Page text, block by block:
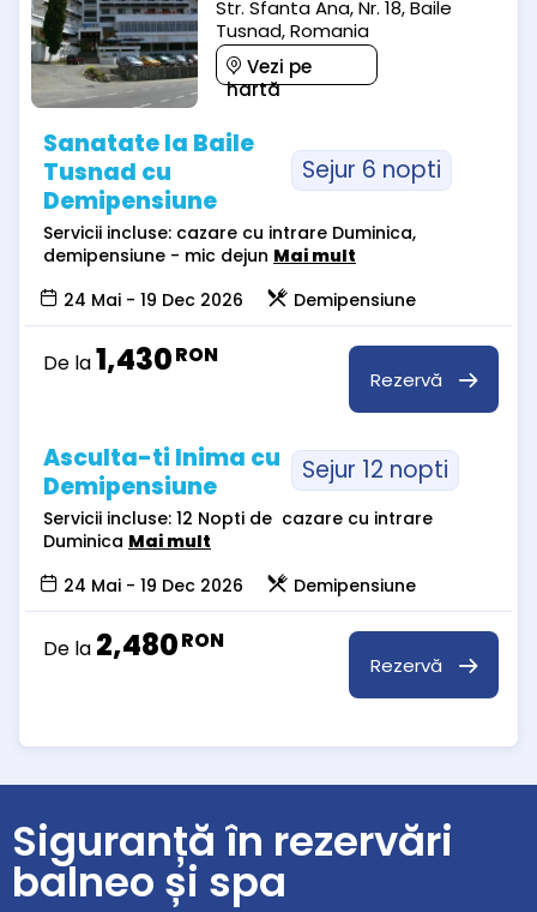
Str. Sfanta Ana, Nr. 18, Baile
Tusnad, Romania
Vezi pe
hartă
Sanatate la Baile
Tusnad cu
Demipensiune
Sejur 6 nopti
Servicii incluse: cazare cu intrare Duminica,
demipensiune - mic dejun Mai mult
24 Mai - 19 Dec 2026
Demipensiune
De la1,430RON
Rezervă
Asculta-ti Inima cu
Demipensiune
Sejur 12 nopti
Servicii incluse: 12 Nopti de cazare cu intrare
Duminica Mai mult
24 Mai - 19 Dec 2026
Demipensiune
De la 2,480RON
Rezervă
Siguranță în rezervări
balneo și spa